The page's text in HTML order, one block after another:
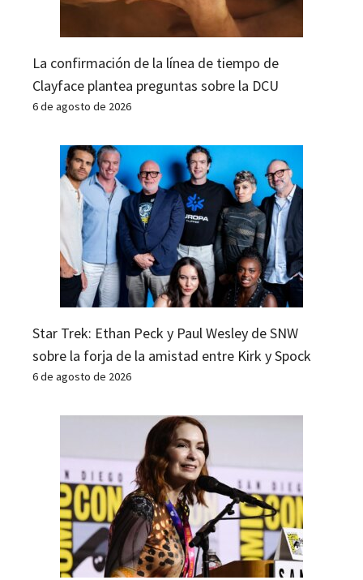
La confirmación de la línea de tiempo de
Clayface plantea preguntas sobre la DCU
6 de agosto de 2026
Star Trek: Ethan Peck y Paul Wesley de SNW
sobre la forja de la amistad entre Kirk y Spock
6 de agosto de 2026